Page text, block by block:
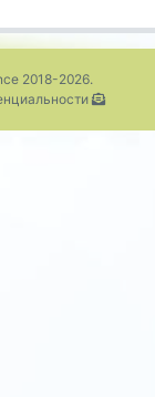
2018-2026.